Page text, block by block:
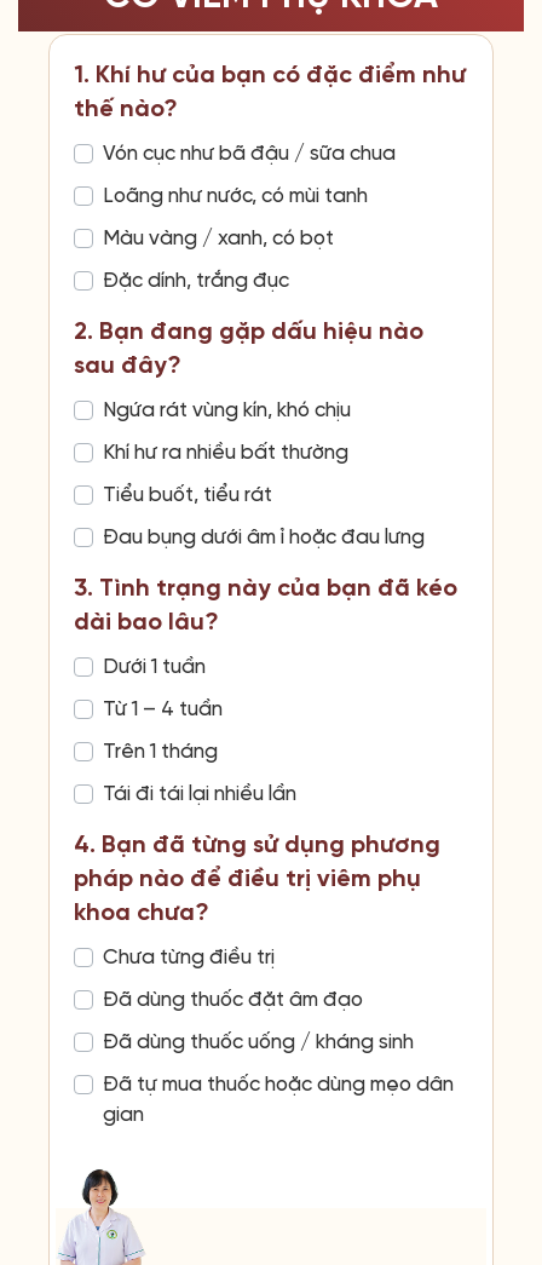
1. Khí hư của bạn có đặc điểm như
thế nào?
Vón cục như bã đậu / sữa chua
Loãng như nước, có mùi tanh
Màu vàng / xanh, có bọt
Đặc dính, trắng đục
2. Bạn đang gặp dấu hiệu nào
sau đây?
Ngứa rát vùng kín, khó chịu
Khí hư ra nhiều bất thường
Tiểu buốt, tiểu rát
Đau bụng dưới âm ỉ hoặc đau lưng
3. Tình trạng này của bạn đã kéo
dài bao lâu?
Dưới 1 tuần
Từ 1 – 4 tuần
Trên 1 tháng
Tái đi tái lại nhiều lần
4. Bạn đã từng sử dụng phương
pháp nào để điều trị viêm phụ
khoa chưa?
Chưa từng điều trị
Đã dùng thuốc đặt âm đạo
Đã dùng thuốc uống / kháng sinh
Đã tự mua thuốc hoặc dùng mẹo dân
gian